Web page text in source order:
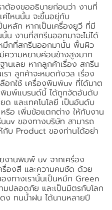
ต้องขออธิบายก่อนว่า งานที่
ไหนนั้น จะขึ้นอยุ่กับ
หลัก หากเป็นเครื่องยูวี ที่มี
น งานที่สกรีนออกมาจะไม่ได้
กที่สกรีนออกมานั้น พื้นผิว
ความหยาบค่อนข้างสูงมาก
านเลย หากลูกค้าเรื่อง สกรีน
รา ลูกค้าจะหมดกังวล เรื่อง
เลือกใช้ เครื่องพิมพ์uv ที่ได้มาต
พิมพ์แบรนด์นี้ ได้ถูกจัดอันดับ
และเทคโนโลยี เป็นอันดับ
รือ เพิ่มข้อแตกต่าง ให้กับงาน
uv ของทางบริษัท สามารถ
กับ Product ของท่านได้อย่า
งานพิมพ์ uv จากเครื่อง
องสี และความคมชัด ด้วย
ทางเรานั้นเป็นหมึก Green
ปลอดภัย และเป็นมิตรกับโลก
ง ทนน้ำฝน ได้นานหลายปี